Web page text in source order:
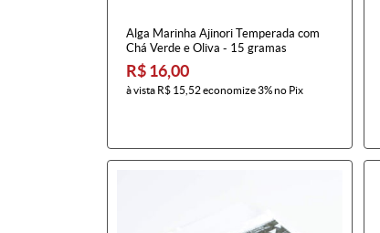
Alga Marinha Ajinori Temperada com
Chá Verde e Oliva - 15 gramas
R$ 16,00
à vista R$ 15,52economize3%no Pix